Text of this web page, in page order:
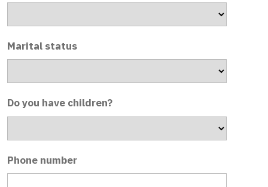
Marital status
Do you have children?
Phone number